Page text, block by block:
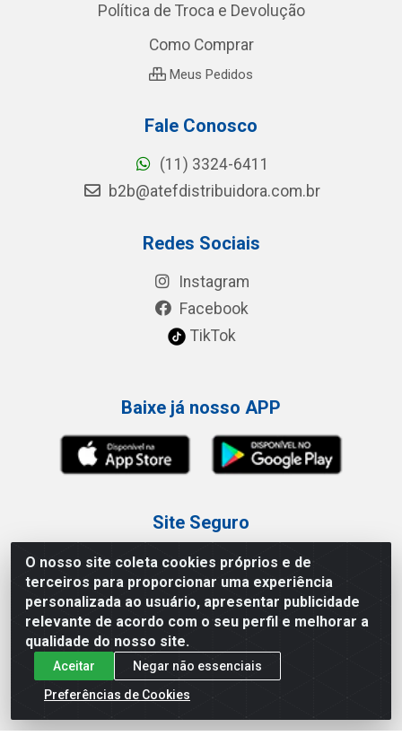
O nosso site coleta cookies próprios e de
terceiros para proporcionar uma experiência
personalizada ao usuário, apresentar publicidade
relevante de acordo com o seu perfil e melhorar a
qualidade do nosso site.
Aceitar
Negar não essenciais
Preferências de Cookies
Política de Troca e Devolução
Como Comprar
Meus Pedidos
Fale Conosco
(11) 3324-6411
b2b@atefdistribuidora.com.br
Redes Sociais
Instagram
Facebook
TikTok
Baixe já nosso APP
Site Seguro
Loja / Showroom
Tel.: (11) 3227-0546
Av Vautier, 587/597 - Pari - São Paulo/SP